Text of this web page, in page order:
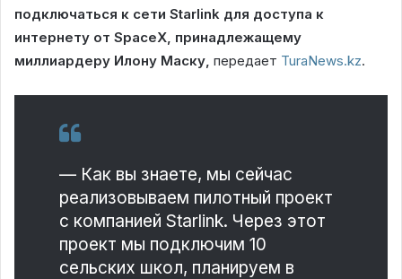
подключаться к сети Starlink для доступа к
интернету от SpaceX, принадлежащему
миллиардеру Илону Маску, передает TuraNews.kz.
— Как вы знаете, мы сейчас
реализовываем пилотный проект
с компанией Starlink. Через этот
проект мы подключим 10
сельских школ, планируем в